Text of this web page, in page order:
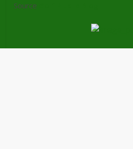
Source